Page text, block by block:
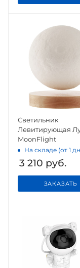
Светильник
Левитирующая
MoonFlight
На складе (от 1
3 210 руб.
ЗАКАЗАТЬ